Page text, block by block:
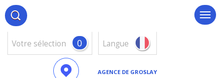
votre sélection 0 Langue
AGENCE DE GROSLAY